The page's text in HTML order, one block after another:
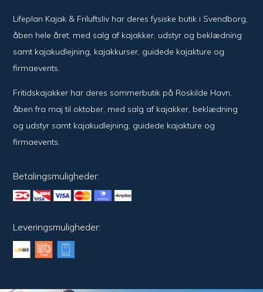
Lifeplan Kajak & Friluftsliv har deres fysiske butik i Svendborg,
åben hele året, med salg af kajakker, udstyr og beklædning
samt kajakudlejning, kajakkurser, guidede kajakture og
firmaevents.
Fritidskajakker har deres sommerbutik på Roskilde Havn,
åben fra maj til oktober, med salg af kajakker, beklædning
og udstyr samt kajakudlejning, guidede kajakture og
firmaevents.
Betalingsmuligheder:
Leveringsmuligheder: